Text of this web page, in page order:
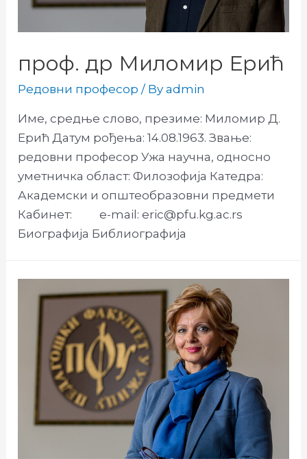
проф. др Миломир Ерић
Редовни професор / Byadmin
Име, средње слово, презиме: Миломир Д.
Ерић Датум рођења: 14.08.1963. Звање:
редовни професор Ужа научна, односно
уметничка област: Филозофија Катедра:
Академски и општеобразовни предмети
Кабинет: e-mail: eric@pfu.kg.ac.rs
Биографија Библиографија